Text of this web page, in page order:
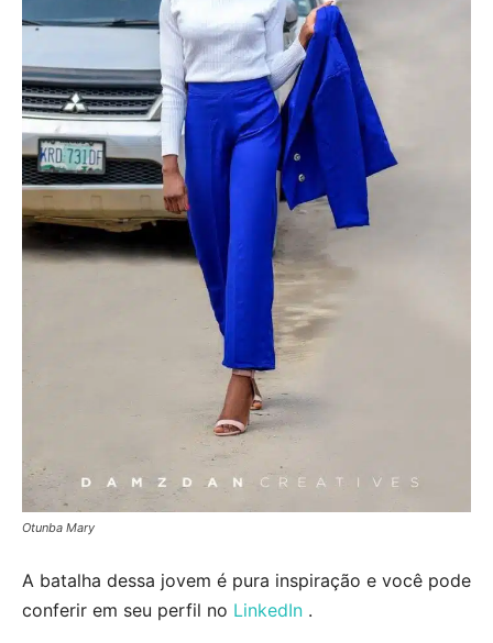
Otunba Mary
A batalha dessa jovem é pura inspiração e você pode
conferir em seu perfil no LinkedIn .